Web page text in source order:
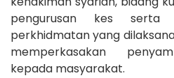
pengurusan kes serta
perkhidmatan yang
memperkasakan
kepada masyarakat.